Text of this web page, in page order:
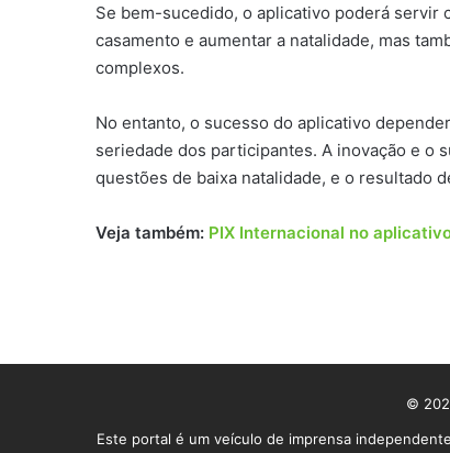
Se bem-sucedido, o aplicativo poderá servir
casamento e aumentar a natalidade, mas
complexos.
No entanto, o sucesso do aplicativo
seriedade dos participantes. A inovação e o
questões de baixa natalidade, e o resultado
Veja também: PIX Internacional no
©
Este portal é um veículo de imprensa